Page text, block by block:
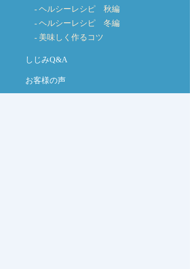
ヘルシーレシピ 秋編
ヘルシーレシピ 冬編
美味しく作るコツ
しじみQ&A
お客様の声